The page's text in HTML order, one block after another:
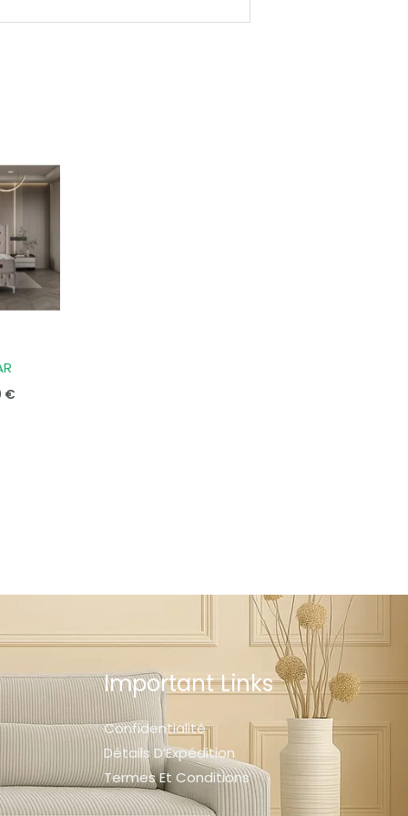
€
range:
750,00 €
through
Important Links
Confidentialité
Détails D’Expédition
Termes Et Conditions